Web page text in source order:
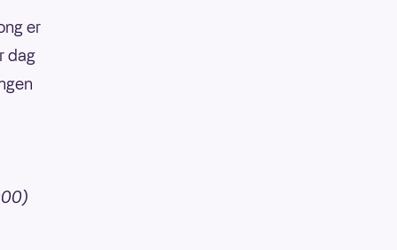
er
dag